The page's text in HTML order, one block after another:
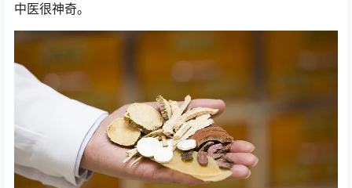
中医很神奇。